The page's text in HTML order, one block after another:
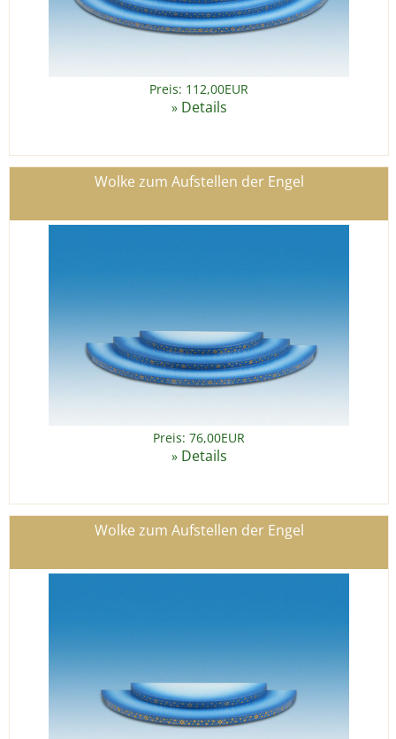
Preis: 112,00EUR
» Details
Wolke zum Aufstellen der Engel
Preis: 76,00EUR
» Details
Wolke zum Aufstellen der Engel